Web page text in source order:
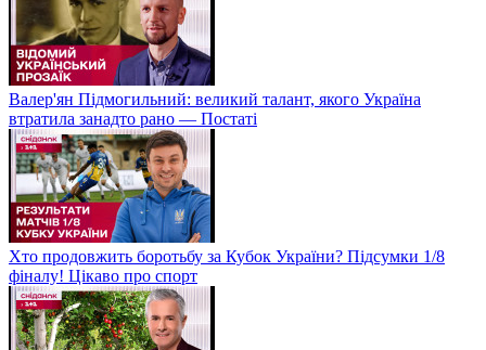
Валер'ян Підмогильний: великий талант, якого Україна
втратила занадто рано — Постаті
Хто продовжить боротьбу за Кубок України? Підсумки 1/8
фіналу! Цікаво про спорт